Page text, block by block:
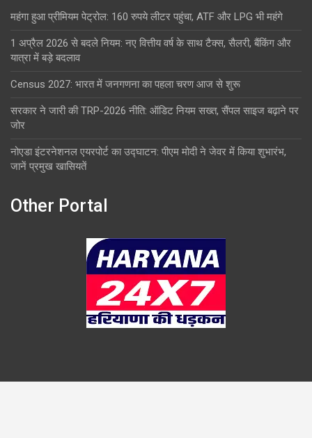
महंगा हुआ प्रीमियम पेट्रोल: 160 रुपये लीटर पहुंचा, ATF और LPG भी महंगे
1 अप्रैल 2026 से बदले नियम: नए वित्तीय वर्ष के साथ टैक्स, सैलरी, बैंकिंग और
यात्रा में बड़े बदलाव
Census 2027: भारत में जनगणना का पहला चरण आज से शुरू
सरकार ने जारी की TRP-2026 नीति: ऑडिट नियम सख्त, सैंपल साइज बढ़ाने पर
जोर
नोएडा इंटरनेशनल एयरपोर्ट का उद्घाटन: पीएम मोदी ने जेवर में किया शुभारंभ,
जानें प्रमुख खासियतें
Other Portal